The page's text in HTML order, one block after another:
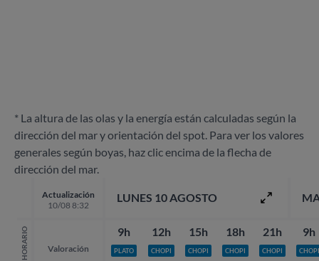
* La altura de las olas y la energía están calculadas según la
dirección del mar y orientación del spot. Para ver los valores
generales según boyas, haz clic encima de la flecha de
dirección del mar.
Actualización
10/08 8:32
HORARIO Valoración
LUNES 10 AGOSTO
9h
PLATO
12h
CHOPI
15h
CHOPI
18h
CHOPI
21h
CHOPI
9h
CHOPI